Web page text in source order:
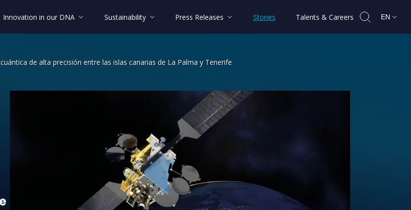
Innovation in our DNA Sustainability Press Releases Stories Talents & Careers EN
de alta precisión entre las islas canarias de La Palma y Tenerife
cuántica de alta precisión entre las islas canarias de La